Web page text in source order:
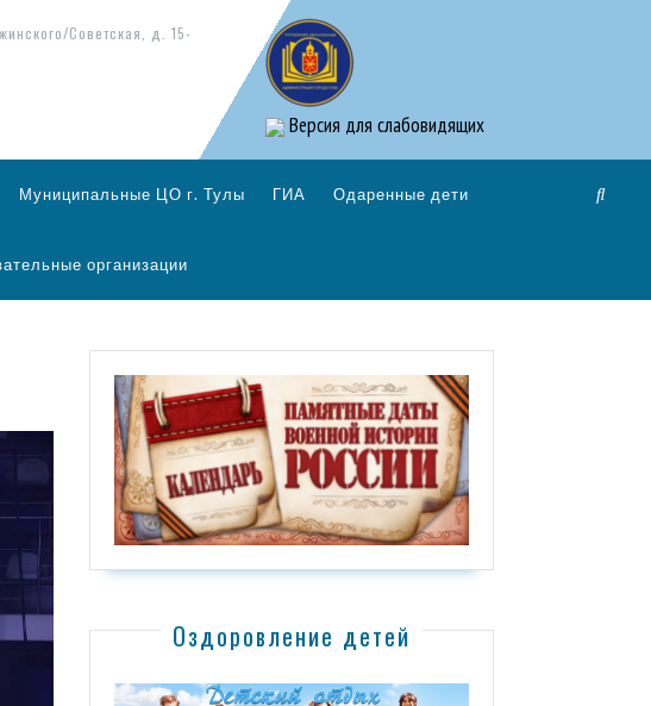
Советская, д. 15-
Версия для слабовидящих
Муниципальные ЦО г. Тулы ГИА Одаренные дети
организации
Оздоровление детей